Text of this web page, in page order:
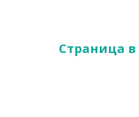
Страница в